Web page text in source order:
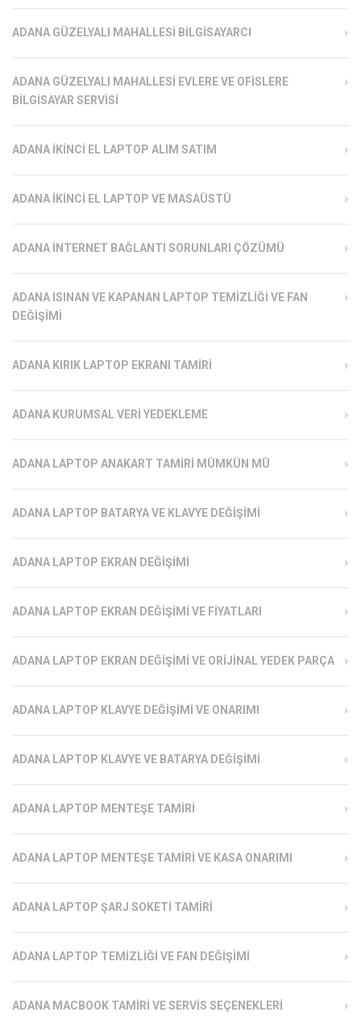
ADANA GÜZELYALI MAHALLESI BILGISAYARCI
ADANA GÜZELYALI MAHALLESI EVLERE VE OFISLERE
BILGISAYAR SERVISI
ADANA İKINCI EL LAPTOP ALIM SATIM
ADANA İKINCI EL LAPTOP VE MASAÜSTÜ
ADANA İNTERNET BAĞLANTI SORUNLARI ÇÖZÜMÜ
ADANA ISINAN VE KAPANAN LAPTOP TEMIZLIĞI VE FAN
DEĞIŞIMI
ADANA KIRIK LAPTOP EKRANI TAMIRI
ADANA KURUMSAL VERI YEDEKLEME
ADANA LAPTOP ANAKART TAMIRI MÜMKÜN MÜ
ADANA LAPTOP BATARYA VE KLAVYE DEĞIŞIMI
ADANA LAPTOP EKRAN DEĞIŞIMI
ADANA LAPTOP EKRAN DEĞIŞIMI VE FIYATLARI
ADANA LAPTOP EKRAN DEĞIŞIMI VE ORIJINAL YEDEK PARÇA
ADANA LAPTOP KLAVYE DEĞIŞIMI VE ONARIMI
ADANA LAPTOP KLAVYE VE BATARYA DEĞIŞIMI
ADANA LAPTOP MENTEŞE TAMIRI
ADANA LAPTOP MENTEŞE TAMIRI VE KASA ONARIMI
ADANA LAPTOP ŞARJ SOKETI TAMIRI
ADANA LAPTOP TEMIZLIĞI VE FAN DEĞIŞIMI
ADANA MACBOOK TAMIRI VE SERVIS SEÇENEKLERI